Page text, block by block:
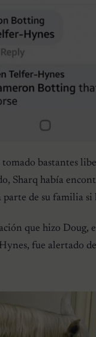
tomado bastantes
Sharq había
parte de su familia si
que hizo Doug,
fue alertado